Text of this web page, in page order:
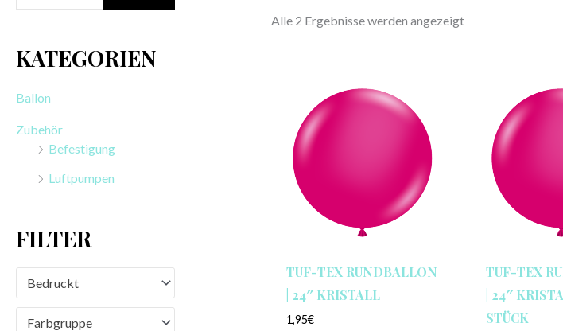
u
h
n
KATEGORIEN
Ballon
Zubehör
Befestigung
Luftpumpen
FILTER
Bedruckt
Farbgruppe
Alle 2 Ergebnisse werden angezeigt
TUF-TEX RUNDBALLON
| 24″ KRISTALL
1,95€
TUF-TEX
| 24″
STÜCK